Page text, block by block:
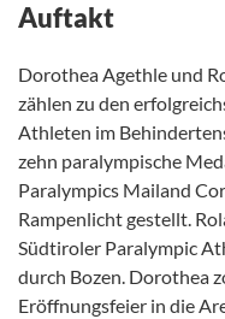
Auftakt
Dorothea Agethle und
zählen zu den
Athleten im
zehn paralympische
Paralympics Mailand
Rampenlicht gestellt.
Südtiroler Paralympic
durch Bozen. Dorothea
Eröffnungsfeier in die